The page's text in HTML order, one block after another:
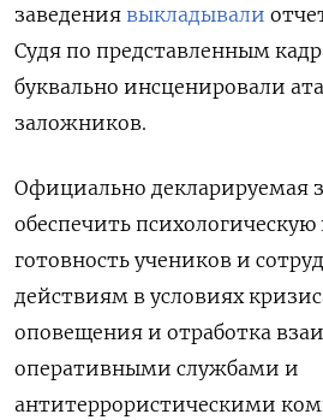
заведения выкладывали
Судя по представленным
буквально инсценировали
заложников.
Официально декларируемая
обеспечить
готовность учеников и
действиям в условиях
оповещения и отработка
оперативными службами и
антитеррористическими